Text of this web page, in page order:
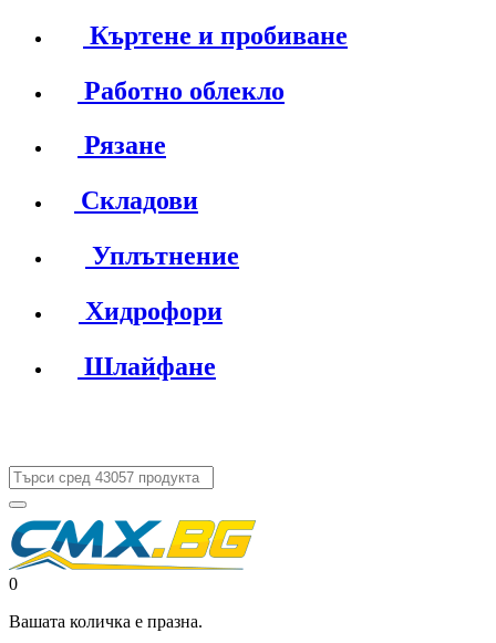
Къртене и пробиване
Работно облекло
Рязане
Складови
Уплътнение
Хидрофори
Шлайфане
0
Вашата количка е празна.